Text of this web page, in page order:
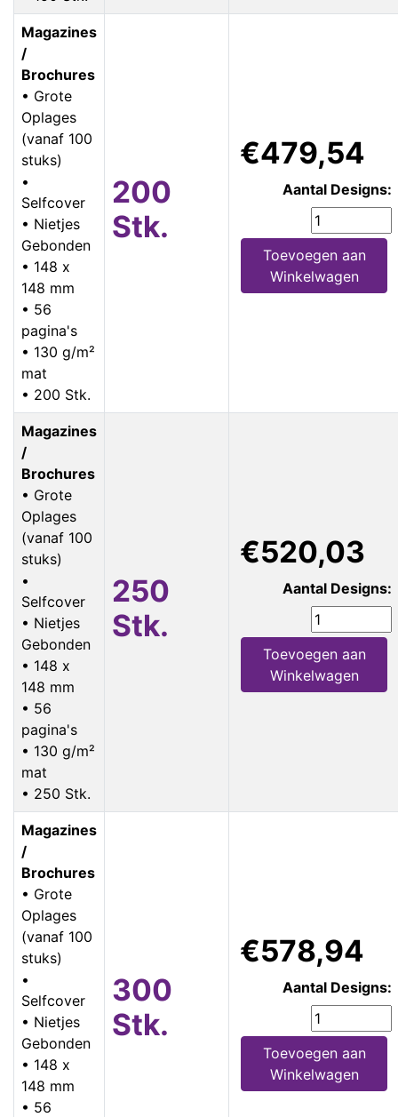
Magazines
/
Brochures
• Grote
Oplages
(vanaf 100
stuks)
•
Selfcover
• Nietjes
Gebonden
• 148 x
148 mm
• 56
pagina's
• 130 g/m²
mat
• 200 Stk.
200
Stk.
€479,54
Aantal Designs:
Toevoegen aan
Winkelwagen
Magazines
/
Brochures
• Grote
Oplages
(vanaf 100
stuks)
•
Selfcover
• Nietjes
Gebonden
• 148 x
148 mm
• 56
pagina's
• 130 g/m²
mat
• 250 Stk.
250
Stk.
€520,03
Aantal Designs:
Toevoegen aan
Winkelwagen
Magazines
/
Brochures
• Grote
Oplages
(vanaf 100
stuks)
•
Selfcover
• Nietjes
Gebonden
• 148 x
148 mm
• 56
300
Stk.
€578,94
Aantal Designs:
Toevoegen aan
Winkelwagen